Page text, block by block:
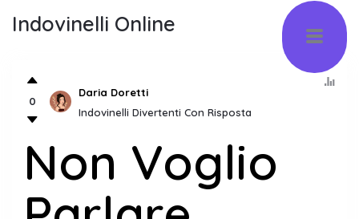
Indovinelli Online
0
Daria Doretti
Indovinelli Divertenti Con Risposta
Non Voglio